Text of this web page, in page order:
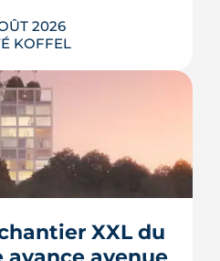
2026
KOFFEL
phase de
doit livrer
à partir de
des joncs, contraint
et
XXL du